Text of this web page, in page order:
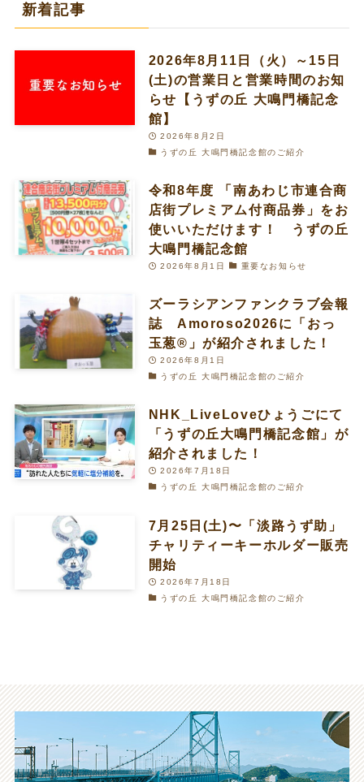
新着記事
2026年8月11日（火）～15日
(土)の営業日と営業時間のお知
らせ【うずの丘 大鳴門橋記念
館】
2026年8月2日
うずの丘 大鳴門橋記念館のご紹介
令和8年度 「南あわじ市連合商
店街プレミアム付商品券」をお
使いいただけます！ うずの丘
大鳴門橋記念館
2026年8月1日 重要なお知らせ
ズーラシアンファンクラブ会報
誌 Amoroso2026に「おっ
玉葱®︎」が紹介されました！
2026年8月1日
うずの丘 大鳴門橋記念館のご紹介
NHK_LiveLoveひょうごにて
「うずの丘大鳴門橋記念館」が
紹介されました！
2026年7月18日
うずの丘 大鳴門橋記念館のご紹介
7月25日(土)〜「淡路うず助」
チャリティーキーホルダー販売
開始
2026年7月18日
うずの丘 大鳴門橋記念館のご紹介